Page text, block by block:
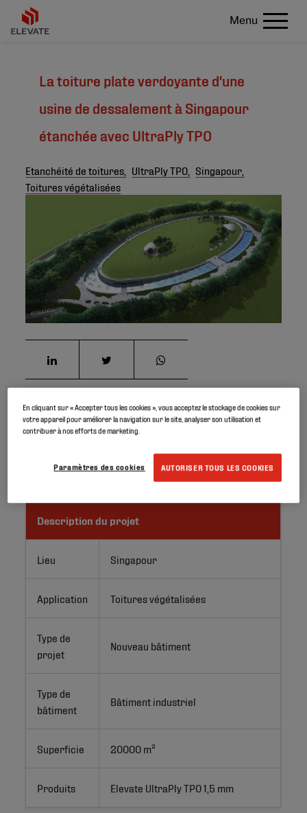
Menu
La toiture plate verdoyante d'une
usine de dessalement à Singapour
étanchée avec UltraPly TPO
Etanchéité de toitures, UltraPly TPO,
Singapour,
Toitures végétalisées
Alors que les événements climatiques deviennent de plus
en plus imprévisibles et intenses en raison du
d'assurer la continuité de l'alimentation en eau potable.
Description du projet
Lieu Singapour
Application Toitures végétalisées
Type de
projet
Nouveau bâtiment
Type de
bâtiment
Bâtiment industriel
Superficie 20000 m²
Produits Elevate UltraPly TPO 1,5 mm
En cliquant sur « Accepter tous les cookies », vous acceptez le stockage de cookies sur
votre appareil pour améliorer la navigation sur le site, analyser son utilisation et
contribuer à nos efforts de marketing.
AUTORISER TOUS LES COOKIES
Paramètres des cookies